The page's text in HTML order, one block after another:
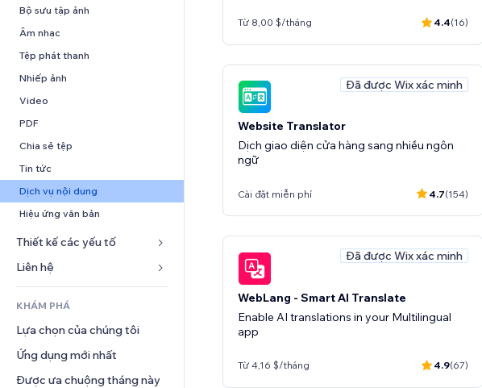
SEO
Tương tác
Niêm yết trang web
Email
Hội thoại
Khóa học trực tuyến
In theo yêu cầu
Kế toán
Phiếu giảm giá và khách hàng
chuyển
Định giá và gói đăng ký
Gọi vốn cộng đồng
Đồ ăn và thức uống
Nhà hàng
Bất động sản
Đặt dịch vụ
Bộ sưu tập ảnh
Âm nhạc
Tệp phát thanh
Nhiếp ảnh
Video
PDF
Chia sẻ tệp
Tin tức
Dịch vụ nội dung
Hiệu ứng văn bản
Thiết kế các yếu tố
Bản đồ và dẫn đường
Quyền riêng tư và bảo mật
Đồng hồ
Mẫu trang
Hiệu ứng hình ảnh
Nút và menu
Mẫu
Thăm dò ý kiến
Trò chuyện
Bình luận
KHÁM PHÁ
Lựa chọn của chúng tôi
Ứng dụng mới nhất
Được ưa chuộng tháng này
Từ 8,00 $/tháng 4.4(16)
Đã được Wix xác minh
Website Translator
Dịch giao diện cửa hàng sang nhiều ngôn
ngữ
Cài đặt miễn phí 4.7(154)
Đã được Wix xác minh
WebLang - Smart AI Translate
Enable AI translations in your Multilingual
app
Từ 4,16 $/tháng 4.9(67)